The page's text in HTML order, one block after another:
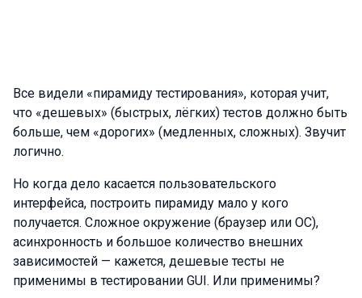
Все видели «пирамиду тестирования», которая учит,
что «дешевых» (быстрых, лёгких) тестов должно быть
больше, чем «дорогих» (медленных, сложных). Звучит
логично.
Но когда дело касается пользовательского
интерфейса, построить пирамиду мало у кого
получается. Сложное окружение (браузер или ОС),
асинхронность и большое количество внешних
зависимостей — кажется, дешевые тесты не
применимы в тестировании GUI. Или применимы?